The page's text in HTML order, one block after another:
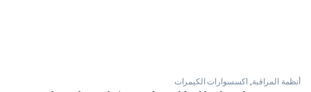
أنظمة المراقبة اكسسوارات الكيمرات